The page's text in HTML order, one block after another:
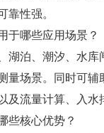
靠性强。
于哪些应用场景？
湖泊、潮汐、水库
量场景。同时可辅
及流量计算、入水
些核心优势？